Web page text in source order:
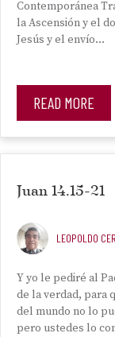
Contemporánea
la Ascensión y el
Jesús y el envío…
READ MORE
Juan 14.15-21
LEOPOLDO
Y yo le pediré al
de la verdad, para
del mundo no lo
pero ustedes lo